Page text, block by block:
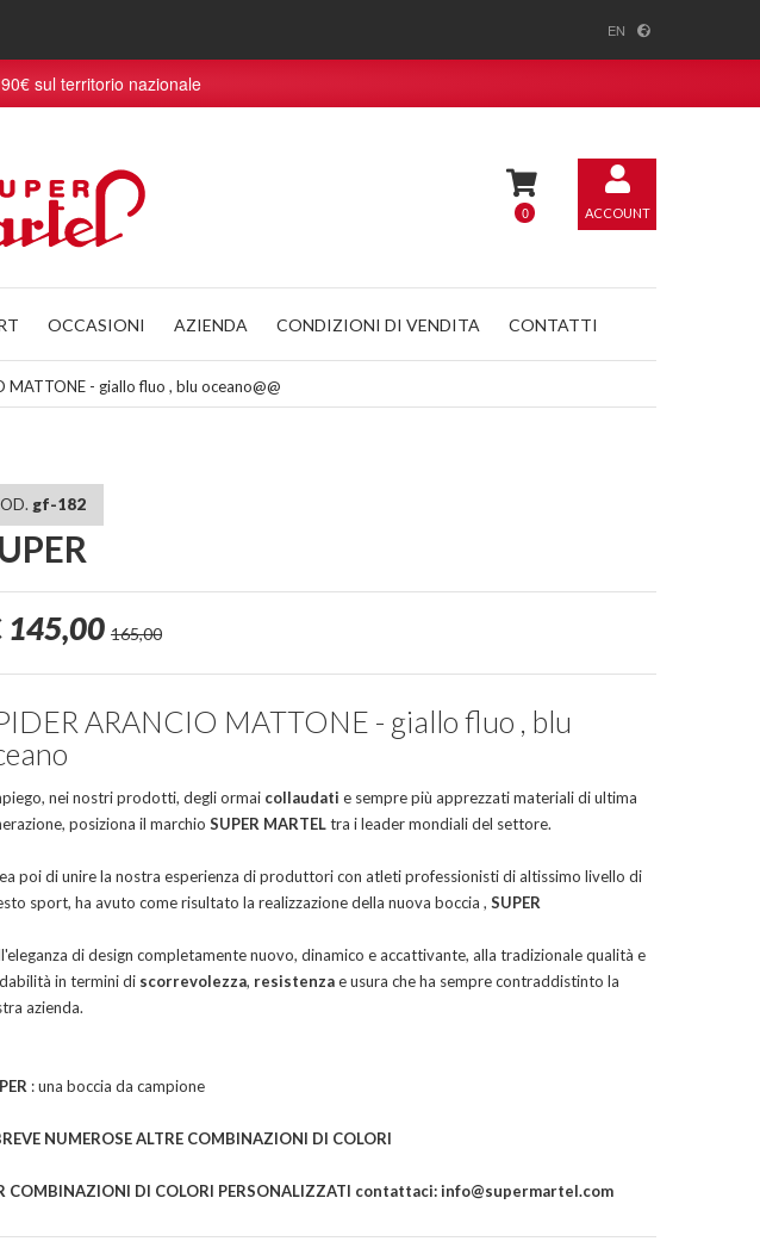
EN
sul territorio nazionale
0 ACCOUNT
OCCASIONI AZIENDA CONDIZIONI DI VENDITA CONTATTI
MATTONE - giallo fluo , blu oceano@@
gf-182
145,00 165,00
ARANCIO MATTONE - giallo fluo , blu
nei nostri prodotti, degli ormai collaudati e sempre più apprezzati materiali di ultima
posiziona il marchio SUPER MARTELtra i leader mondiali del settore.
poi di unire la nostra esperienza di produttori con atleti professionisti di altissimo livello di
sport, ha avuto come risultato la realizzazione della nuova boccia , SUPER
di design completamente nuovo, dinamico e accattivante, alla tradizionale qualità e
in termini di scorrevolezza, resistenzae usura che ha sempre contraddistinto la
azienda.
: una boccia da campione
NUMEROSE ALTRE COMBINAZIONI DI COLORI
COMBINAZIONI DI COLORI PERSONALIZZATI contattaci: info@supermartel.com